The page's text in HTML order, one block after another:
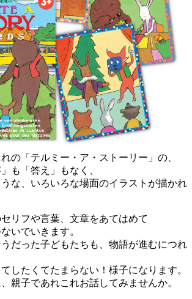
の「テルミー・ア・ストーリー」の、
も「答え」もなく、
な、いろいろな場面のイラストが描かれ
リフや言葉、文章をあてはめて
いでいきます。
だった子どもたちも、物語が進むにつれ
したくてたまらない！様子になります。
親子であれこれお話してみませんか。